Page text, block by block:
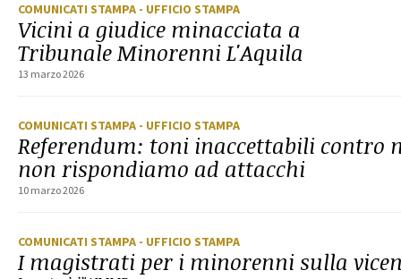
COMUNICATI STAMPA - UFFICIO STAMPA
Vicini a giudice minacciata a
Tribunale Minorenni L'Aquila
13 marzo 2026
COMUNICATI STAMPA - UFFICIO STAMPA
Referendum: toni inaccettabili contro
non rispondiamo ad attacchi
10 marzo 2026
COMUNICATI STAMPA - UFFICIO STAMPA
I magistrati per i minorenni sulla